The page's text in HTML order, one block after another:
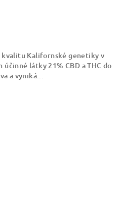
kvalitu Kalifornské genetiky v
účinné látky 21% CBD a THC do
a vyniká...